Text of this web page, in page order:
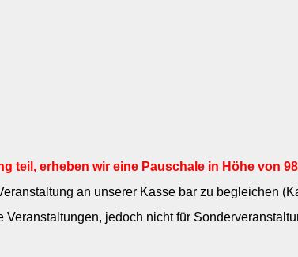
teil, erheben wir eine Pauschale in Höhe von
an unserer Kasse bar zu begleichen
jedoch nicht für